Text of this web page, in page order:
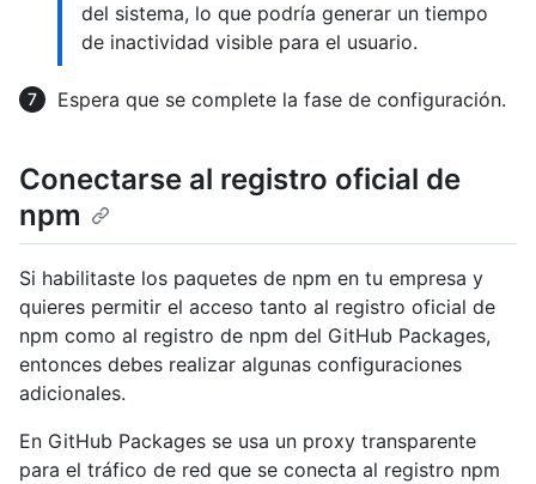
del sistema, lo que podría generar un tiempo
de inactividad visible para el usuario.
Espera que se complete la fase de configuración.
Conectarse al registro oficial de
npm
Si habilitaste los paquetes de npm en tu empresa y
quieres permitir el acceso tanto al registro oficial de
npm como al registro de npm del GitHub Packages,
entonces debes realizar algunas configuraciones
adicionales.
En GitHub Packages se usa un proxy transparente
para el tráfico de red que se conecta al registro npm